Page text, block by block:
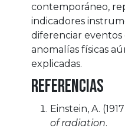
contemporáneo,
indicadores
diferenciar eventos
anomalías físicas
explicadas.
Referencias
Einstein, A.
of radiation.